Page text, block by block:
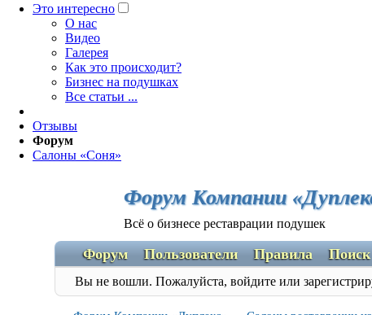
Это интересно
O нас
Видео
Галерея
Как это происходит?
Бизнес на подушках
Все статьи ...
Отзывы
Форум
Салоны «Соня»
Форум Компании
Всё о бизнесе реставрации подушек
Форум Пользователи Правила Поиск
Вы не вошли. Пожалуйста, войдите или